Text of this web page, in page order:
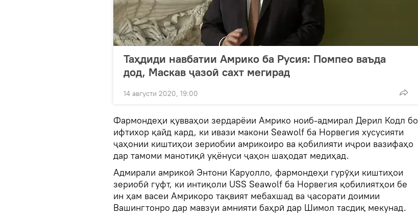
Таҳдиди навбатии Амрико ба Русия: Помпео ваъда
дод, Маскав ҷазоӣ сахт мегирад
14 августи 2020, 19:00
Фармондеҳи қувваҳои зердарёии Амрико ноиб-адмирал Дерил Кодл бо
ифтихор қайд кард, ки ивази макони Seawolf ба Норвегия хусусияти
ҷаҳонии киштиҳои зериобии амрикоиро ва қобилияти иҷрои вазифаҳо
дар тамоми манотиқӣ уқёнуси ҷаҳон шаҳодат медиҳад.
Адмирали амрикоӣ Энтони Каруолло, фармондеҳи гурӯҳи киштиҳои
зериобӣ гуфт, ки интиқоли USS Seawolf ба Норвегия қобилиятҳои бе
ин ҳам васеи Амрикоро тақвият мебахшад ва ҷасорати доимии
Вашингтонро дар мавзуи амнияти баҳрӣ дар Шимол тасдиқ мекунад.